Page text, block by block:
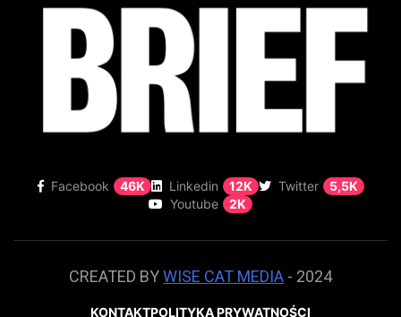
Facebook 46K Linkedin 12K Twitter
5,5K
Youtube
2K
CREATED BYWISE CAT MEDIA - 2024
KONTAKTPOLITYKA PRYWATNOŚCI